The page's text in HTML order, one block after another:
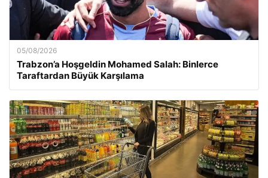
05/08/2026
Trabzon’a Hoşgeldin Mohamed Salah: Binlerce
Taraftardan Büyük Karşılama